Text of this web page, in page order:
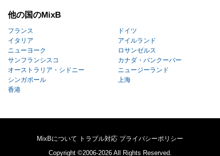
他の国のMixB
フランス
ドイツ
イタリア
アイルランド
ニューヨーク
ロサンゼルス
サンフランシスコ
カナダ・バンクーバー
オーストラリア・シドニー
ニュージーランド
シンガポール
上海
香港
MixBについて トラブル対応 プライバシーポリシー
Copyright ©2006-2026 All Rights Reserved.